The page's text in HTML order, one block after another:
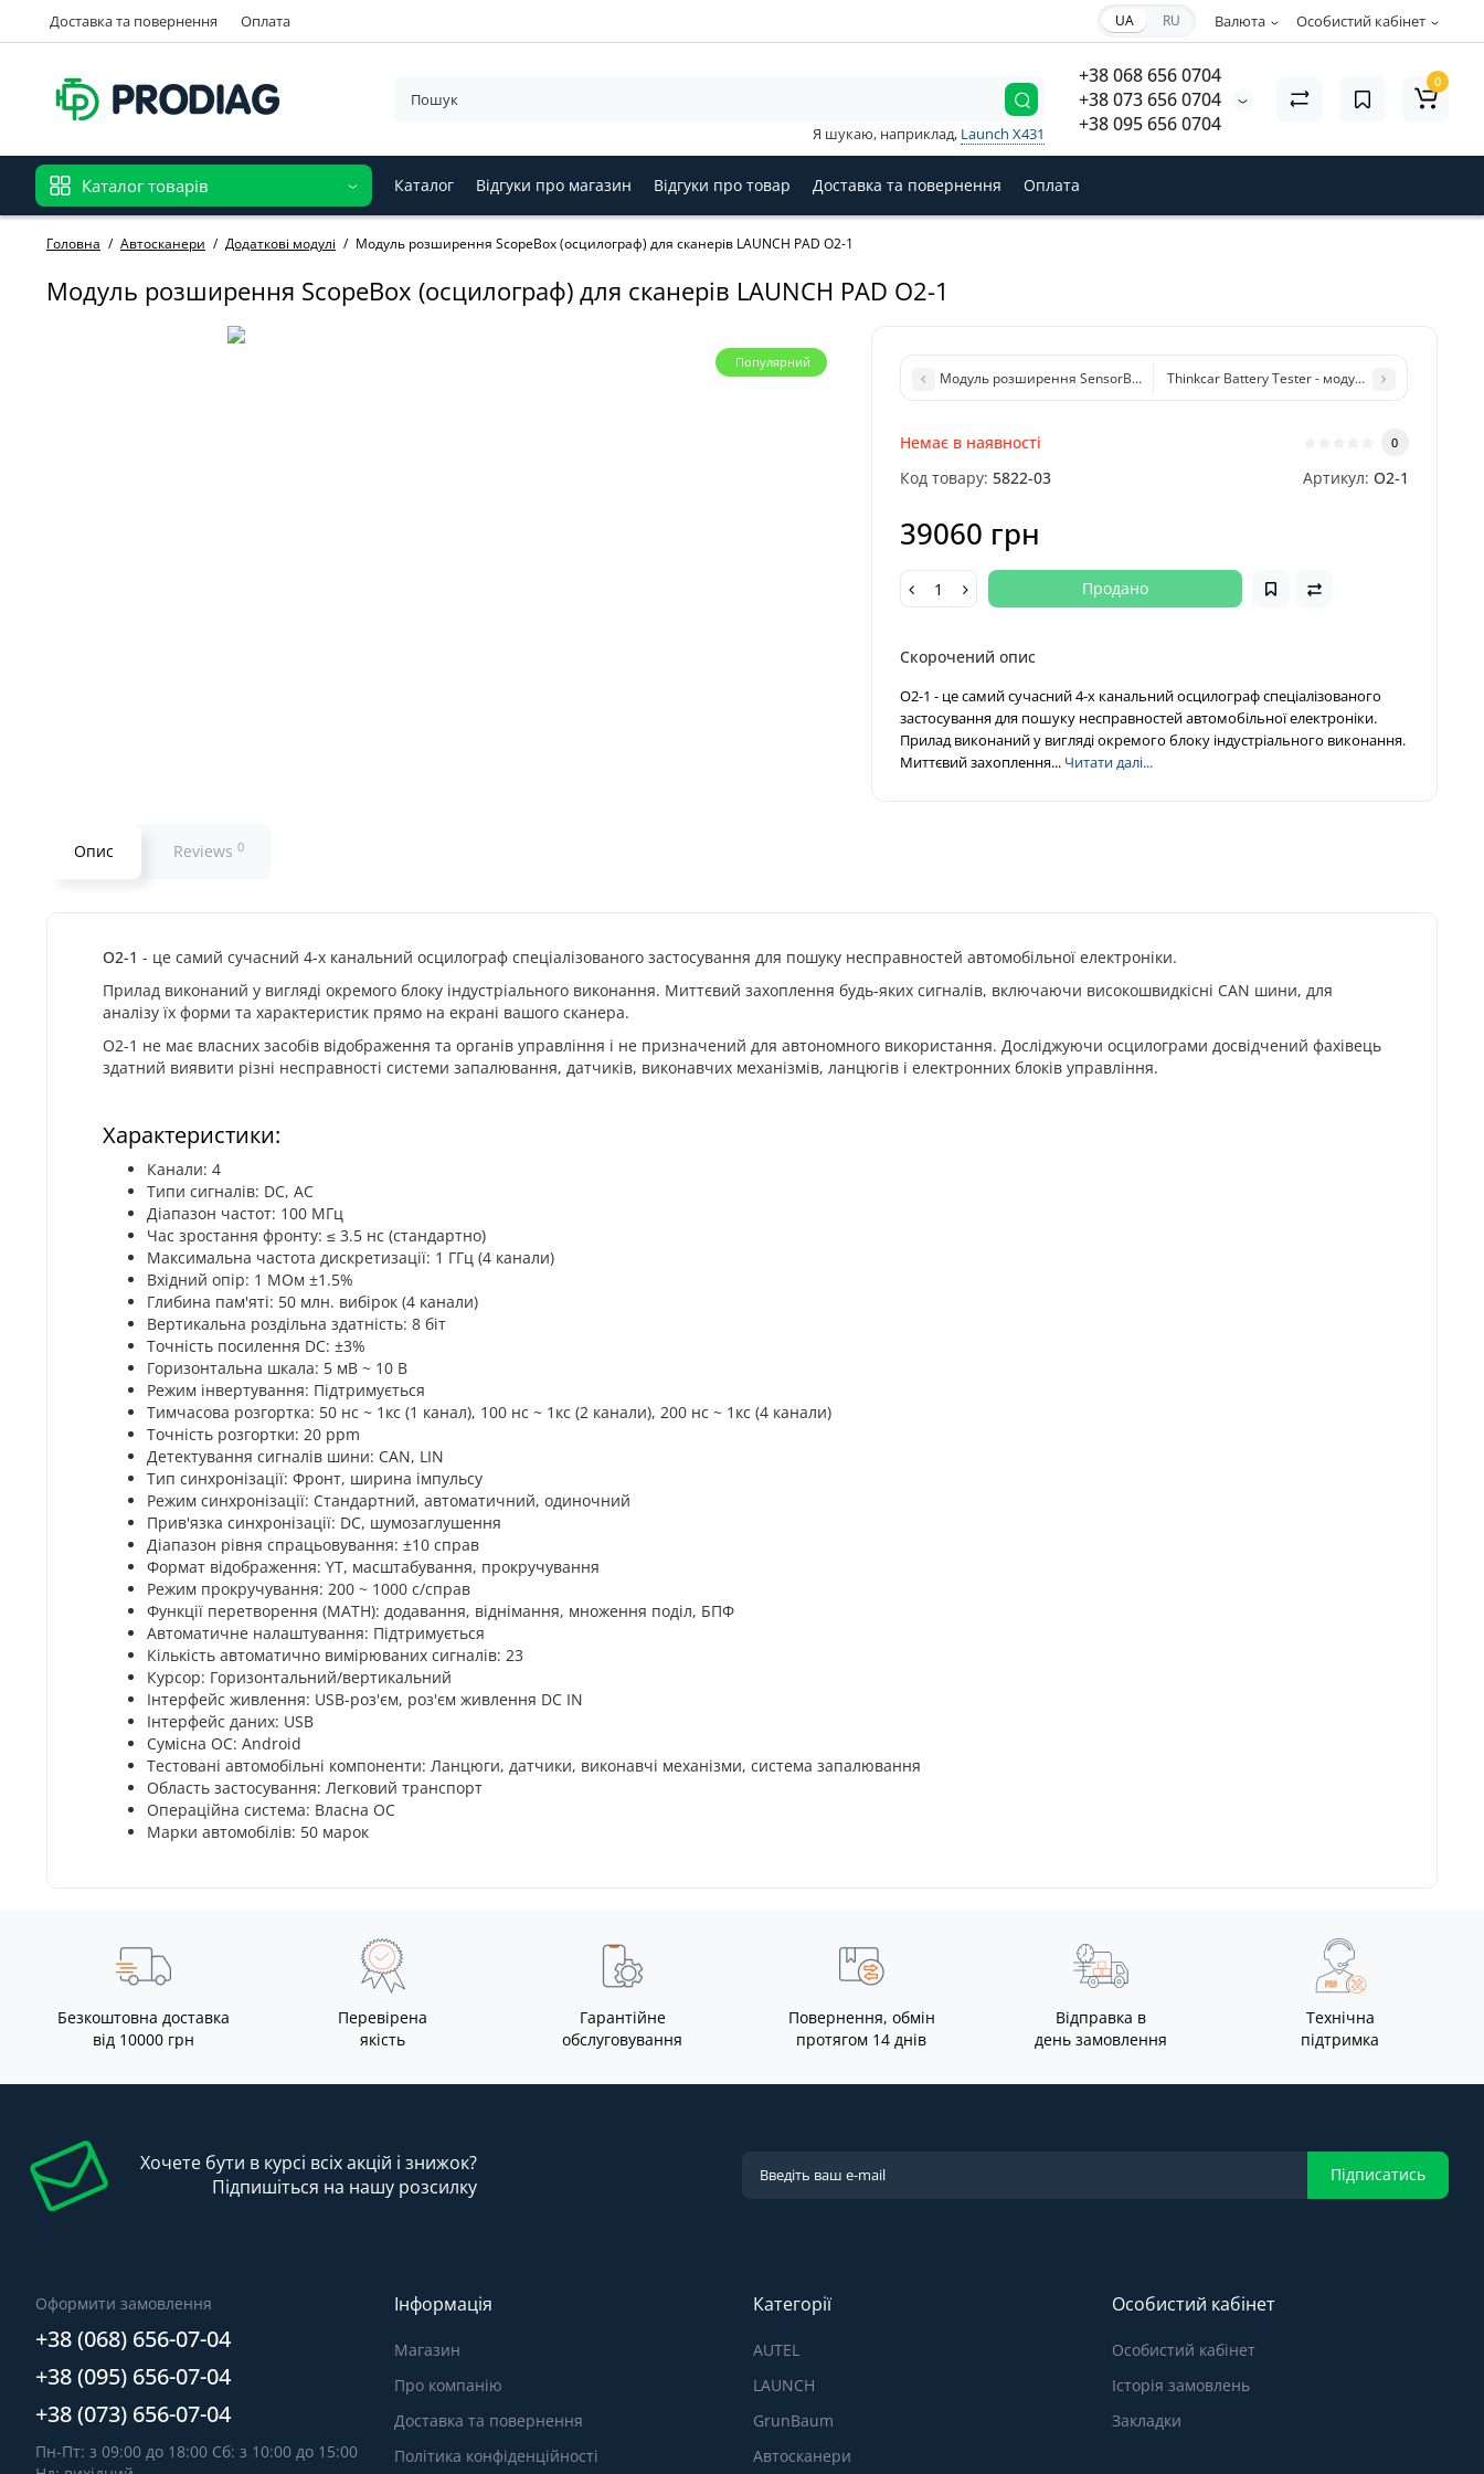
Доставка та повернення Оплата Особистий кабінет
Валюта
UA RU
+38 068 656 0704
+38 073 656 0704
+38 095 656 0704
Я шукаю, наприклад, Launch X431
0
Каталог товарів Каталог Відгуки про магазин Відгуки про товар Доставка та повернення Оплата
Головна Автосканери Додаткові модулі Модуль розширення ScopeBox (осцилограф) для сканерів LAUNCH PAD O2-1
Модуль розширення ScopeBox (осцилограф) для сканерів LAUNCH PAD O2-1
Популярний
Модуль розширення SensorBox (імітатор датчиків) для сканерів LAUNCH PAD
Thinkcar Battery Tester - модуль тестер АКБ
Немає в наявності 0
Код товару: 5822-03 Артикул: O2-1
39060 грн
Продано
Скорочений опис
O2-1 - це самий сучасний 4-х канальний осцилограф спеціалізованого
застосування для пошуку несправностей автомобільної електроніки.
Прилад виконаний у вигляді окремого блоку індустріального виконання.
Миттєвий захоплення... Читати далі...
Опис Reviews 0
O2-1 - це самий сучасний 4-х канальний осцилограф спеціалізованого застосування для пошуку несправностей автомобільної електроніки.
Прилад виконаний у вигляді окремого блоку індустріального виконання. Миттєвий захоплення будь-яких сигналів, включаючи високошвидкісні CAN шини, для
аналізу їх форми та характеристик прямо на екрані вашого сканера.
O2-1 не має власних засобів відображення та органів управління і не призначений для автономного використання. Досліджуючи осцилограми досвідчений фахівець
здатний виявити різні несправності системи запалювання, датчиків, виконавчих механізмів, ланцюгів і електронних блоків управління.
Характеристики:
Канали: 4
Типи сигналів: DC, AC
Діапазон частот: 100 МГц
Час зростання фронту: ≤ 3.5 нс (стандартно)
Максимальна частота дискретизації: 1 ГГц (4 канали)
Вхідний опір: 1 МОм ±1.5%
Глибина пам'яті: 50 млн. вибірок (4 канали)
Вертикальна роздільна здатність: 8 біт
Точність посилення DC: ±3%
Горизонтальна шкала: 5 мВ ~ 10 В
Режим інвертування: Підтримується
Тимчасова розгортка: 50 нс ~ 1кс (1 канал), 100 нс ~ 1кс (2 канали), 200 нс ~ 1кс (4 канали)
Точність розгортки: 20 ppm
Детектування сигналів шини: CAN, LIN
Тип синхронізації: Фронт, ширина імпульсу
Режим синхронізації: Стандартний, автоматичний, одиночний
Прив'язка синхронізації: DC, шумозаглушення
Діапазон рівня спрацьовування: ±10 справ
Формат відображення: YT, масштабування, прокручування
Режим прокручування: 200 ~ 1000 с/справ
Функції перетворення (MATH): додавання, віднімання, множення поділ, БПФ
Автоматичне налаштування: Підтримується
Кількість автоматично вимірюваних сигналів: 23
Курсор: Горизонтальний/вертикальний
Інтерфейс живлення: USB-роз'єм, роз'єм живлення DC IN
Інтерфейс даних: USB
Сумісна ОС: Android
Тестовані автомобільні компоненти: Ланцюги, датчики, виконавчі механізми, система запалювання
Область застосування: Легковий транспорт
Операційна система: Власна ОС
Марки автомобілів: 50 марок
Безкоштовна доставка
від 10000 грн
Перевірена
якість
Гарантійне
обслуговування
Повернення, обмін
протягом 14 днів
Відправка в
день замовлення
Технічна
підтримка
Хочете бути в курсі всіх акцій і знижок?
Підпишіться на нашу розсилку
Підписатись
Оформити замовлення
+38 (068) 656-07-04
+38 (095) 656-07-04
+38 (073) 656-07-04
Пн-Пт: з 09:00 до 18:00 Сб: з 10:00 до 15:00
Інформація
Магазин
Про компанію
Доставка та повернення
Політика конфіденційності
Категорії
AUTEL
LAUNCH
GrunBaum
Автосканери
Особистий кабінет
Особистий кабінет
Історія замовлень
Закладки